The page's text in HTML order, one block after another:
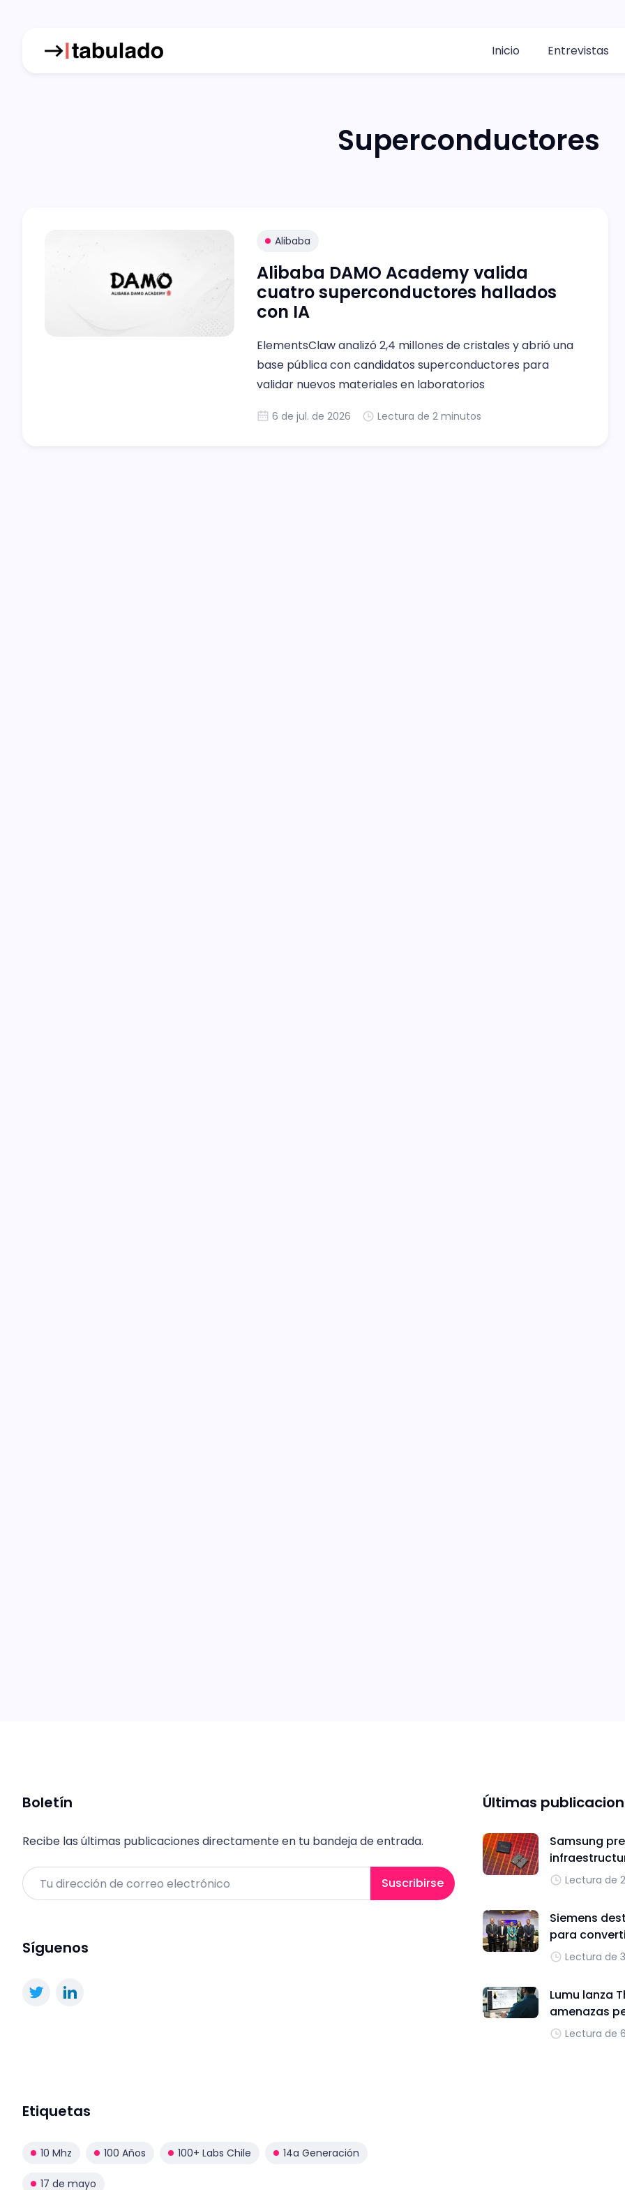
Inicio Entrevistas
Superconductores
Alibaba
Alibaba DAMO Academy valida
cuatro superconductores hallados
con IA
ElementsClaw analizó 2,4 millones de cristales y abrió una
base pública con candidatos superconductores para
validar nuevos materiales en laboratorios
6 de jul. de 2026 Lectura de 2 minutos
Boletín
Recibe las últimas publicaciones directamente en tu bandeja de entrada.
Email Suscribirse
Síguenos
Últimas
Samsung
Lectura de
Siemens
para
Lectura de
Lumu lanza
amenazas
Lectura de
Etiquetas
10 Mhz 100 Años 100+ Labs Chile 14a Generación
17 de mayo